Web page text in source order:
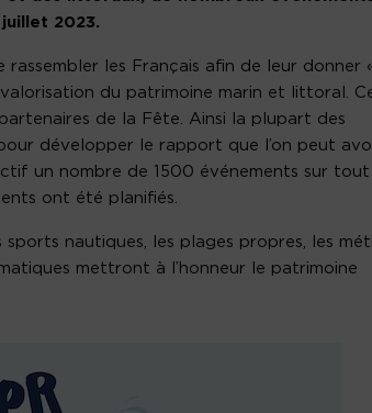
2023.
les Français afin de leur donner
du patrimoine marin et littoral.
de la Fête. Ainsi la plupart des
développer le rapport que l’on peut
un nombre de 1500 événements sur tout
ont été planifiés.
nautiques, les plages propres, les
mettront à l’honneur le patrimoine